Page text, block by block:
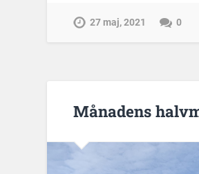
27 maj, 2021 0
Månadens